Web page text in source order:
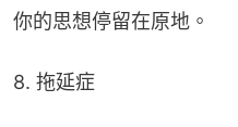
你的思想停留在原地。
8. 拖延症